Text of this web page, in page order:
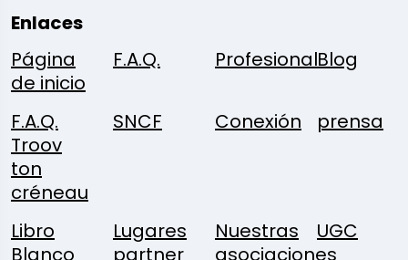
Enlaces
Página
de inicio
F.A.Q. ProfesionalBlog
F.A.Q.
Troov
ton
créneau
SNCF Conexión prensa
Libro
Blanco
Lugares
partner
Nuestras
asociaciones
UGC